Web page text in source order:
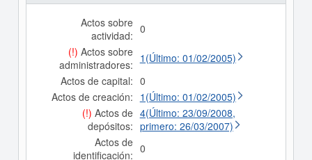
Actos sobre
actividad: 0
(!) Actos sobre
administradores: 1(Último: 01/02/2005)
Actos de capital: 0
Actos de creación: 1(Último: 01/02/2005)
(!) Actos de
depósitos:
4(Último: 23/09/2008,
primero: 26/03/2007)
Actos de
identificación: 0